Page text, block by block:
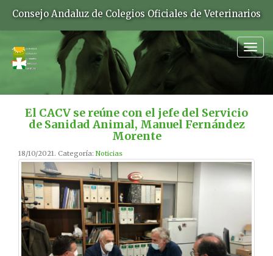
Consejo Andaluz de Colegios Oficiales de Veterinarios
El CACV se reúne con el jefe del Servicio
de Sanidad Animal, Manuel Fernández
Morente
18/10/2021. Categoría: Noticias